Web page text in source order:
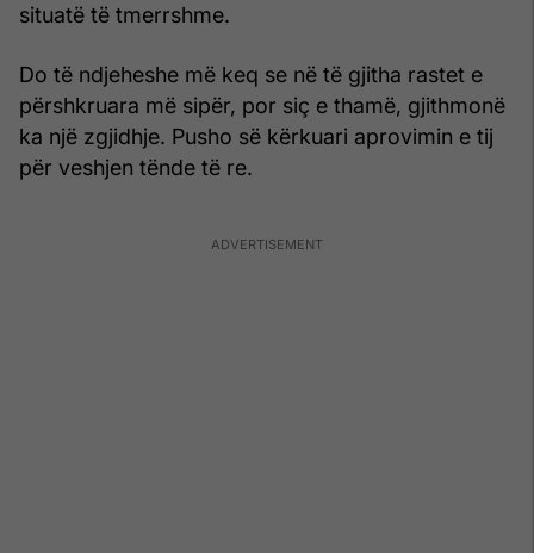
situatë të tmerrshme.
Do të ndjeheshe më keq se në të gjitha rastet e
për­shkruara më sipër, por siç e thamë, gjithmonë
ka një zgjidhje. Pusho së kërkuari aprovimin e tij
për veshjen tënde të re.